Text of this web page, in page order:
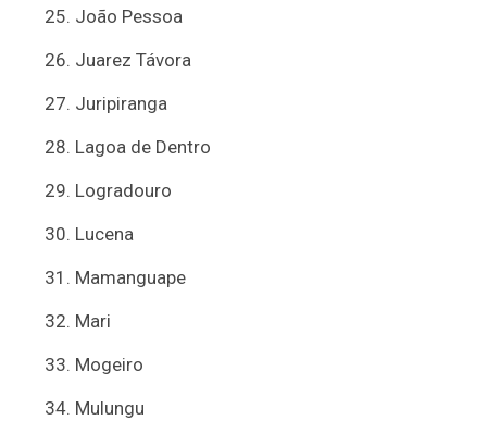
João Pessoa
Juarez Távora
Juripiranga
Lagoa de Dentro
Logradouro
Lucena
Mamanguape
Mari
Mogeiro
Mulungu